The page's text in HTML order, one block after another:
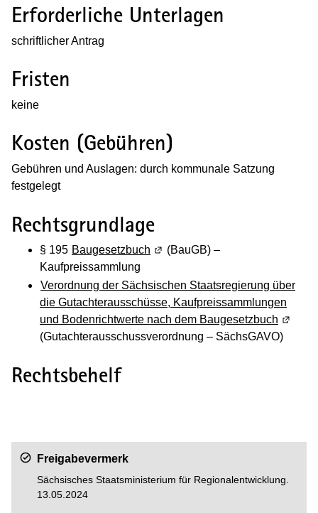
Erforderliche Unterlagen
schriftlicher Antrag
Fristen
keine
Kosten (Gebühren)
Gebühren und Auslagen: durch kommunale Satzung
festgelegt
Rechtsgrundlage
§ 195 Baugesetzbuch (Wird in einem neuen Fenster
(BauGB) –
Kaufpreissammlung
Verordnung der Sächsischen Staatsregierung über
die Gutachterausschüsse, Kaufpreissammlungen
und Bodenrichtwerte nach dem Baugesetzbuch (Wird
(Gutachterausschussverordnung – SächsGAVO)
Rechtsbehelf
Freigabevermerk
Sächsisches Staatsministerium für Regionalentwicklung.
13.05.2024